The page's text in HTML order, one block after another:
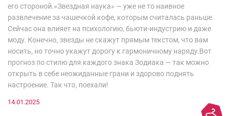
его стороной.«Звездная наука» — уже не то наивное
развлечение за чашечкой кофе, которым считалась раньше.
Сейчас она влияет на психологию, бьюти-индустрию и даже
моду. Конечно, звезды не скажут прямым текстом, что вам
носить, но точно укажут дорогу к гармоничному наряду.Вот
прогноз по стилю для каждого знака Зодиака — так можно
открыть в себе неожиданные грани и здорово поднять
настроение. Так что, поехали!
14.01.2025